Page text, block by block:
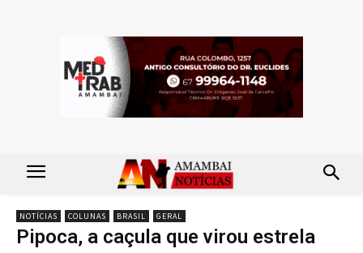
NOTÍCIAS COLUNAS BRASIL GERAL
Pipoca, a caçula que virou estrela